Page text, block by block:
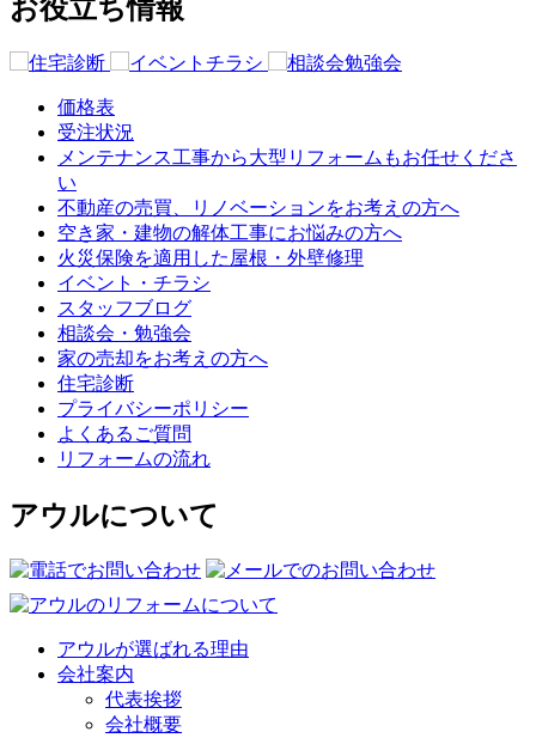
お役立ち情報
価格表
受注状況
メンテナンス工事から大型リフォームもお任せくださ
い
不動産の売買、リノベーションをお考えの方へ
空き家・建物の解体工事にお悩みの方へ
火災保険を適用した屋根・外壁修理
イベント・チラシ
スタッフブログ
相談会・勉強会
家の売却をお考えの方へ
住宅診断
プライバシーポリシー
よくあるご質問
リフォームの流れ
アウルについて
アウルが選ばれる理由
会社案内
代表挨拶
会社概要